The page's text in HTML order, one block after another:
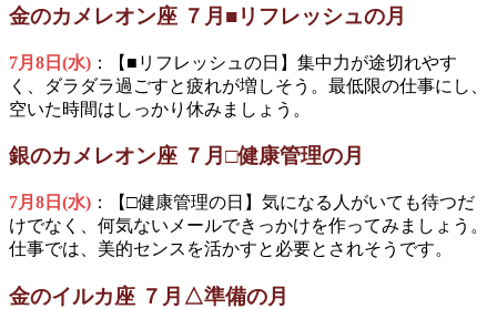
金のカメレオン座 ７月■リフレッシュの月
7月8日(水) ：【■リフレッシュの日】集中力が途切れやす
く、ダラダラ過ごすと疲れが増しそう。最低限の仕事にし、
空いた時間はしっかり休みましょう。
銀のカメレオン座 ７月□健康管理の月
7月8日(水) ：【□健康管理の日】気になる人がいても待つだ
けでなく、何気ないメールできっかけを作ってみましょう。
仕事では、美的センスを活かすと必要とされそうです。
金のイルカ座 ７月△準備の月